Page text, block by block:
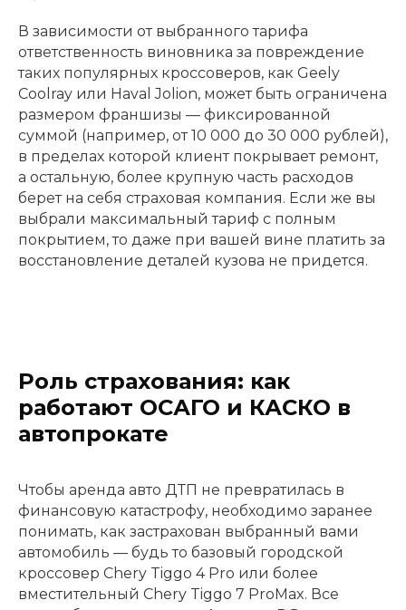
В зависимости от выбранного тарифа
ответственность виновника за повреждение
таких популярных кроссоверов, как Geely
Coolray или Haval Jolion, может быть ограничена
размером франшизы — фиксированной
суммой (например, от 10 000 до 30 000 рублей),
в пределах которой клиент покрывает ремонт,
а остальную, более крупную часть расходов
берет на себя страховая компания. Если же вы
выбрали максимальный тариф с полным
покрытием, то даже при вашей вине платить за
восстановление деталей кузова не придется.
Роль страхования: как
работают ОСАГО и КАСКО в
автопрокате
Чтобы аренда авто ДТП не превратилась в
финансовую катастрофу, необходимо заранее
понимать, как застрахован выбранный вами
автомобиль — будь то базовый городской
кроссовер Chery Tiggo 4 Pro или более
вместительный Chery Tiggo 7 ProMax. Все